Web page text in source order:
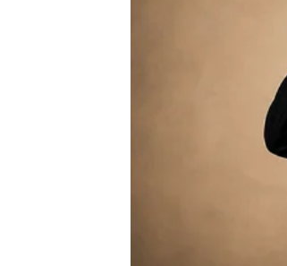
Situacija koja vas je
Mir je znak